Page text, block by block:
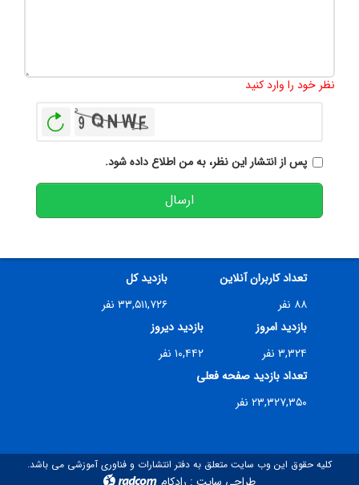
نظر خود را وارد کنید
پس از انتشار این نظر، به من اطلاع داده شود.
ارسال
تعداد کاربران آنلاین
۸۸ نفر
بازدید کل
۳۳,۵۱۱,۷۲۶ نفر
بازدید امروز
۳,۳۲۴ نفر
بازدید دیروز
۱۰,۴۴۲ نفر
تعداد بازدید صفحه فعلی
۲۳,۳۲۷,۳۵۰ نفر
کلیه حقوق این وب سایت متعلق به دفتر انتشارات و فناوری آموزشی می باشد.
radcom